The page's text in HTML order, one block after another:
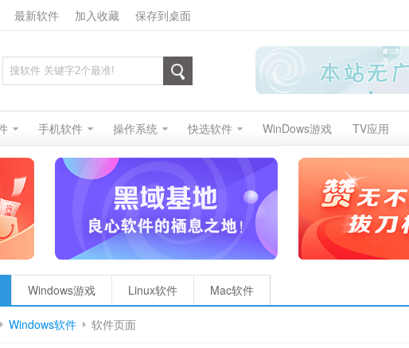
最新软件 加入收藏 保存到桌面
手机软件 操作系统 快选软件 WinDows游戏 TV应用
Windows游戏 Linux软件 Mac软件
Windows软件 软件页面